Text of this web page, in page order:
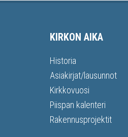
KIRKON AIKA
Historia
Asiakirjat/lausunnot
Kirkkovuosi
Piispan kalenteri
Rakennusprojektit